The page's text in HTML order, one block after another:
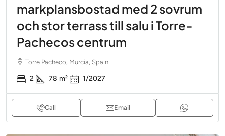
markplansbostad med 2 sovrum
och stor terrass till salu i Torre-
Pachecos centrum
Torre Pacheco, Murcia, Spain
2 78 m² 1/2027
Call Email